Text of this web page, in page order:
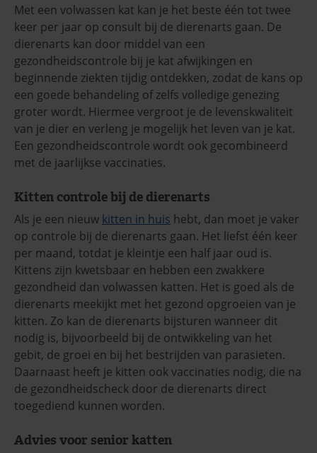
Met een volwassen kat kan je het beste één tot twee
keer per jaar op consult bij de dierenarts gaan. De
dierenarts kan door middel van een
gezondheidscontrole bij je kat afwijkingen en
beginnende ziekten tijdig ontdekken, zodat de kans op
een goede behandeling of zelfs volledige genezing
groter wordt. Hiermee vergroot je de levenskwaliteit
van je dier en verleng je mogelijk het leven van je kat.
Een gezondheidscontrole wordt ook gecombineerd
met de jaarlijkse vaccinaties.
Kitten controle bij de dierenarts
Als je een nieuw kitten in huis hebt, dan moet je vaker
op controle bij de dierenarts gaan. Het liefst één keer
per maand, totdat je kleintje een half jaar oud is.
Kittens zijn kwetsbaar en hebben een zwakkere
gezondheid dan volwassen katten. Het is goed als de
dierenarts meekijkt met het gezond opgroeien van je
kitten. Zo kan de dierenarts bijsturen wanneer dit
nodig is, bijvoorbeeld bij de ontwikkeling van het
gebit, de groei en bij het bestrijden van parasieten.
Daarnaast heeft je kitten ook vaccinaties nodig, die na
de gezondheidscheck door de dierenarts direct
toegediend kunnen worden.
Advies voor senior katten